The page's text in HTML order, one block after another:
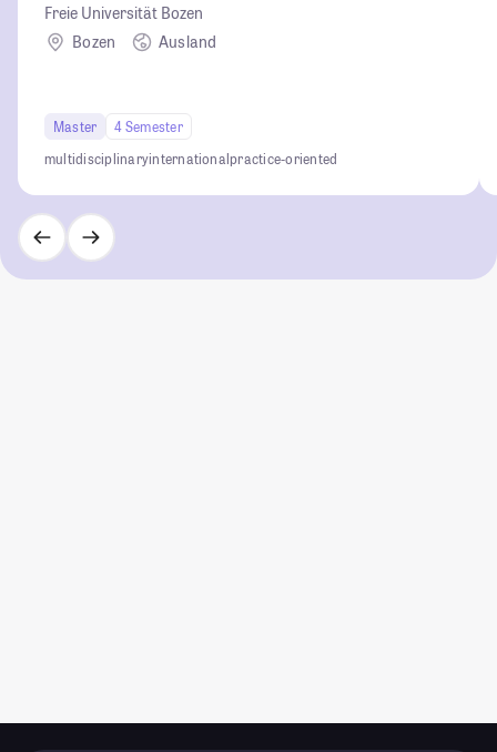
Freie Universität Bozen
Bozen
Ausland
Master
4 Semester
multidisciplinaryinternationalpractice-oriented